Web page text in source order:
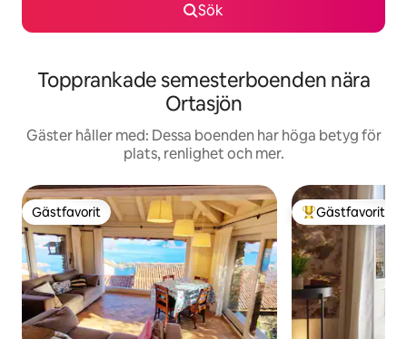
Sök
Topprankade semesterboenden nära
Ortasjön
Gäster håller med: Dessa boenden har höga betyg för
plats, renlighet och mer.
Gästfavorit
Gästfavorit Populär
Gästfavorit